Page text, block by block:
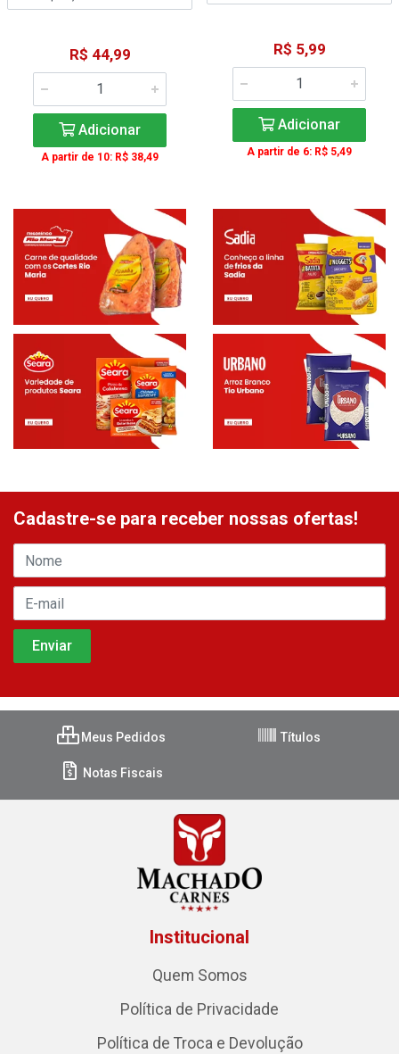
R$ 44,99
Adicionar
A partir de 10: R$ 38,49
R$ 5,99
Adicionar
A partir de 6: R$ 5,49
Cadastre-se para receber nossas ofertas!
Meus Pedidos Títulos
Notas Fiscais
Institucional
Quem Somos
Política de Privacidade
Política de Troca e Devolução